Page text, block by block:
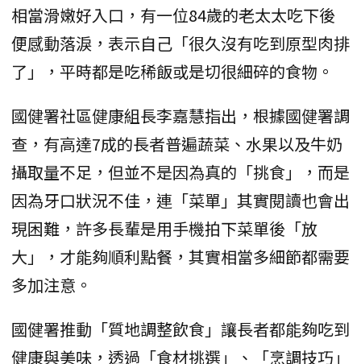
相當滑嫩好入口，有一位84歲的老太太吃下後
便感動落淚，表示自己「很久沒有吃到原型肉排
了」，平時都是吃稀飯或是切很細碎的食物。
國健署社區健康組長李嘉慧指出，根據國健署調
查，有高達7成的長者普遍蔬菜、水果以及牛奶
攝取量不足，但並不是因為真的「挑食」，而是
因為牙口狀況不佳，連「菜單」其實閱讀也會出
現困難，許多長輩是用手機拍下菜單後「放
大」，才能夠順利點餐，其實相當多細節都需要
多加注意。
國健署推動「質地調整飲食」讓長者都能夠吃到
健康與美味，透過「食材挑選」、「烹調技巧」